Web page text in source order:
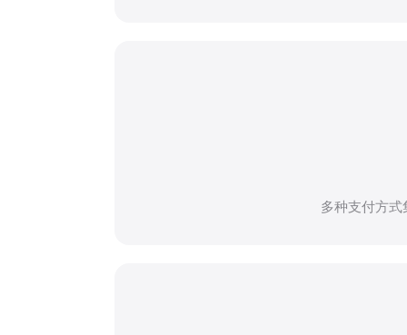
多种支付方